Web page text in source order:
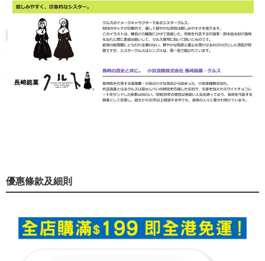
優惠條款及細則